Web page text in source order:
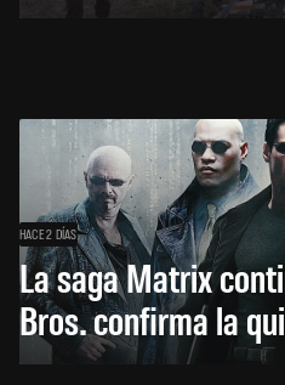
HACE 2 DÍAS
La saga Matrix
Bros. confirma la